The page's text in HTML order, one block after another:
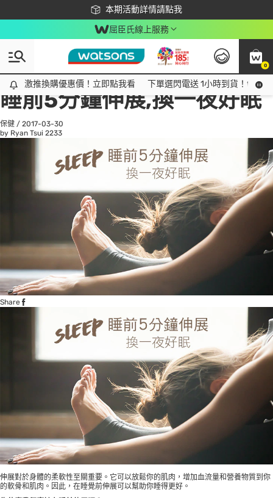
本期活動詳情請點我
下載app最高回饋$350
屈臣氏線上服務
0
激推換購優惠價！立即點我看
激推換購優惠價！立即點我看 下單選閃電送 1小時到貨！領神
All
話題趨勢
睡前5分鐘伸展,換一夜好眠
保健 / 2017-03-30
by Ryan Tsui 2233
Share
伸展對於身體的柔軟性至關重要。它可以放鬆你的肌肉，增加血流量和營養物質到你
的軟骨和肌肉。因此，在睡覺前伸展可以幫助你睡得更好。